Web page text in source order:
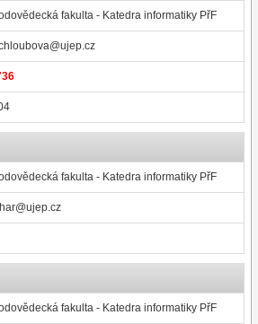
fakulta - Katedra informatiky PřF
fakulta - Katedra informatiky PřF
fakulta - Katedra informatiky PřF